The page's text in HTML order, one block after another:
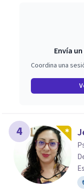
Envía
Coordina una
4